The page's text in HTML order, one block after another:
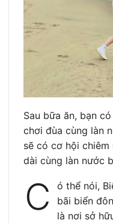
Sau bữa ăn, bạn
chơi đùa cùng làn
sẽ có cơ hội
dài cùng làn nước
C
ó thể nói,
bãi biển
là nơi sở